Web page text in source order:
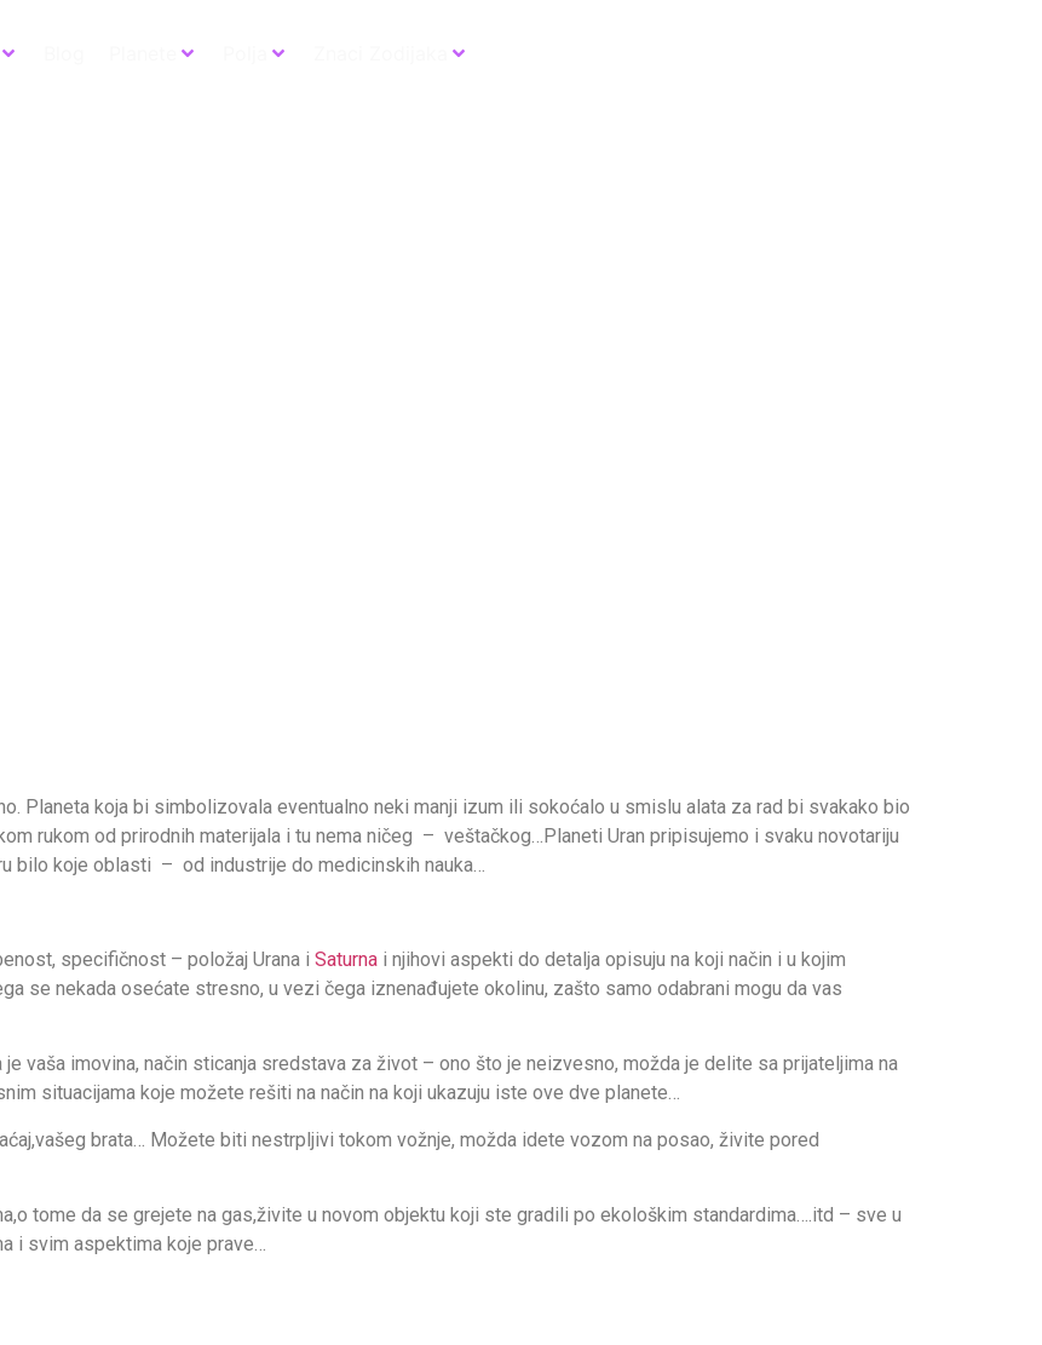
Planeta koja bi simbolizovala eventualno neki manji izum ili sokoćalo u smislu alata za rad bi svakako bio
rukom od prirodnih materijala i tu nema ničeg – veštačkog…Planeti Uran pripisujemo i svaku novotariju
bilo koje oblasti – od industrije do medicinskih nauka…
specifičnost – položaj Urana i Saturna i njihovi aspekti do detalja opisuju na koji način i u kojim
se nekada osećate stresno, u vezi čega iznenađujete okolinu, zašto samo odabrani mogu da vas
vaša imovina, način sticanja sredstava za život – ono što je neizvesno, možda je delite sa prijateljima na
situacijama koje možete rešiti na način na koji ukazuju iste ove dve planete…
brata… Možete biti nestrpljivi tokom vožnje, možda idete vozom na posao, živite pored
tome da se grejete na gas,živite u novom objektu koji ste gradili po ekološkim standardima….itd – sve u
i svim aspektima koje prave…